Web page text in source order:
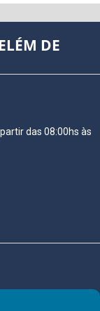
DE
das 08:00hs às